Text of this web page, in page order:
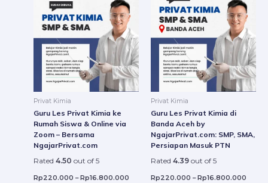
Privat Kimia
Guru Les Privat Kimia ke
Rumah Siswa & Online via
Zoom – Bersama
NgajarPrivat.com
Rated 4.50 out of 5
Rp220.000 – Rp16.800.000
Rp220.000
through
Rp16.800.000
product
has
multiple
variants.
The
options
may
chosen
product
Privat Kimia
Guru Les Privat Kimia di
Banda Aceh by
NgajarPrivat.com: SMP, SMA,
Persiapan Masuk PTN
Rated 4.39 out of 5
Rp220.000 – Rp16.800.000
has
The
may
the